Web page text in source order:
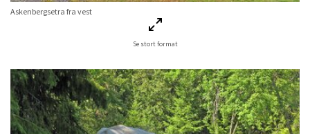
Askenbergsetra fra vest
Se stort format